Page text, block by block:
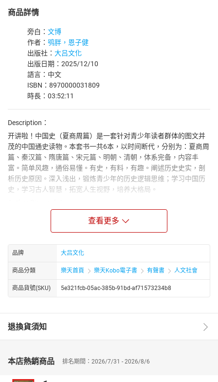
商品詳情
旁白： 文博
作者： 鸮胖，恩子健
出版社： 大吕文化
出版日期：2025/12/10
語言：中文
ISBN：8970000031809
時長：03:52:11
Description：
开讲啦！中国史（夏商周篇）是一套针对青少年读者群体的图文并
茂的中国通史读物。本套书一共6本，以时间断代，分别为：夏商周
篇、秦汉篇、隋唐篇、宋元篇、明朝、清朝，体系完备，内容丰
富。简单风趣，通俗易懂。有史，有料，有趣。阐述历史史实，剖
析历史原因。深入浅出，锻炼青少年的历史逻辑思维；学习中国历
史，学习古人智慧，拓宽人生视野，培养大格局。
鸮胖是笔名，本名马磊，他是鸮胖文史创始人，同时也是喜马拉雅
文史频道独家签约主播。其毕业于首都师范大学历史系，曾在中国
蓬，凭借这双重背景，他擅长用评书式的趣味表达解读历史，能把
深奥的文史内容变得浅显易懂。他的代表音频专辑有《鸮胖说千字
文》《鸮胖随心谈》等，其中《鸮胖说千字文》收听量超 40 万，他
也凭借这类优质节目加入喜马拉雅古籍唤醒计划，还曾被《人民日
报》、中国新闻网等媒体报道。此外，他还和恩子健联手编著了
多个分册。
查看更多
品牌 大吕文化
商品分類 樂天首頁 樂天Kobo電子書 有聲書 人文社會
商品貨號(SKU) 5e321fcb-05ac-385b-91bd-af71573234b8
退換貨須知
本店熱銷商品 排名期間：2026/7/31 - 2026/8/6